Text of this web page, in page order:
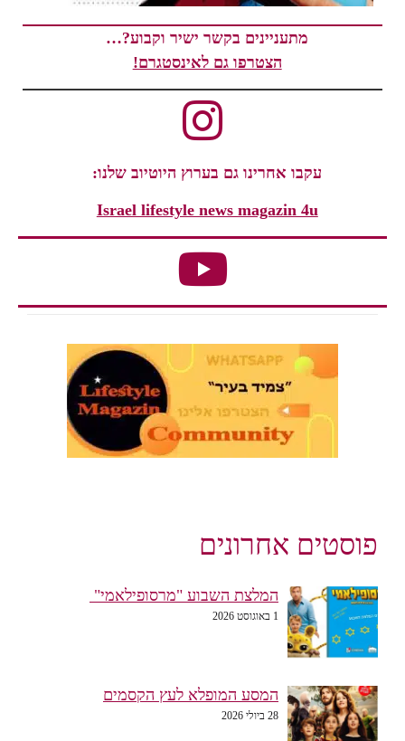
מתעניינים בקשר ישיר וקבוע?…
הצטרפו גם לאינסטגרם!
עקבו אחרינו גם בערוץ היוטיוב שלנו:
Israel lifestyle news magazin 4u
פוסטים אחרונים
המלצת השבוע "מרסופילאמי"
1 באוגוסט 2026
המסע המופלא לעץ הקסמים
28 ביולי 2026